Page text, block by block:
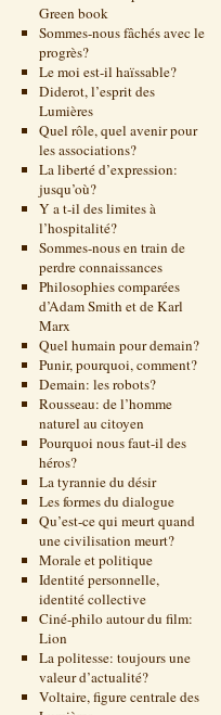
Green book
Sommes-nous fâchés avec le
progrès?
Le moi est-il haïssable?
Diderot, l’esprit des
Lumières
Quel rôle, quel avenir pour
les associations?
La liberté d’expression:
jusqu’où?
Y a t-il des limites à
l’hospitalité?
Sommes-nous en train de
perdre connaissances
Philosophies comparées
d’Adam Smith et de Karl
Marx
Quel humain pour demain?
Punir, pourquoi, comment?
Demain: les robots?
Rousseau: de l’homme
naturel au citoyen
Pourquoi nous faut-il des
héros?
La tyrannie du désir
Les formes du dialogue
Qu’est-ce qui meurt quand
une civilisation meurt?
Morale et politique
Identité personnelle,
identité collective
Ciné-philo autour du film:
Lion
La politesse: toujours une
valeur d’actualité?
Voltaire, figure centrale des